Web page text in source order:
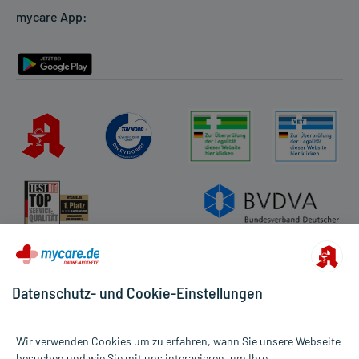
Rückgabe/Widerruf
mycare App:
Datenschutz- und Cookie-Einstellungen
Wir verwenden Cookies um zu erfahren, wann Sie unsere Webseite